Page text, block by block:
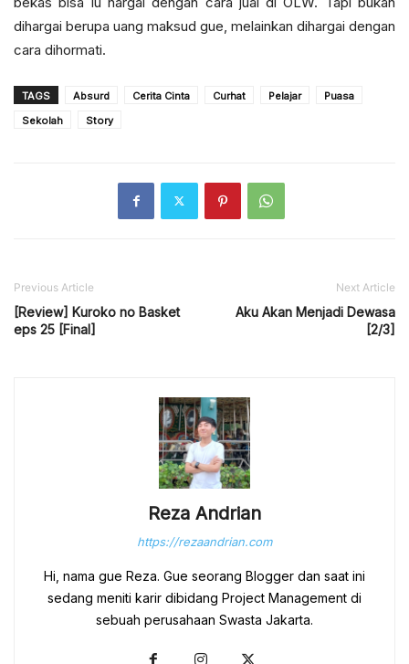
dihargai berupa uang maksud gue, melainkan dihargai dengan
cara dihormati.
TAGS Absurd Cerita Cinta Curhat Pelajar
Puasa
Sekolah
Story
Previous Article
[Review] Kuroko no Basket
eps 25 [Final]
Next Article
Aku Akan Menjadi Dewasa
[2/3]
Reza Andrian
https://rezaandrian.com
Hi, nama gue Reza. Gue seorang Blogger dan saat ini
sedang meniti karir dibidang Project Management di
sebuah perusahaan Swasta Jakarta.